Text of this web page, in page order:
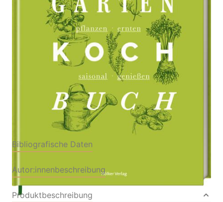
pflanzen - ernten - saisonal genießen
Anne-Katrin Weber
Verlag: Hölker 03.08.2022
184 Seiten
Hardcover
ISBN: 978-3-88117264-
6
Bibliografische Daten
Autor:innenbeschreibung
Produktbeschreibung